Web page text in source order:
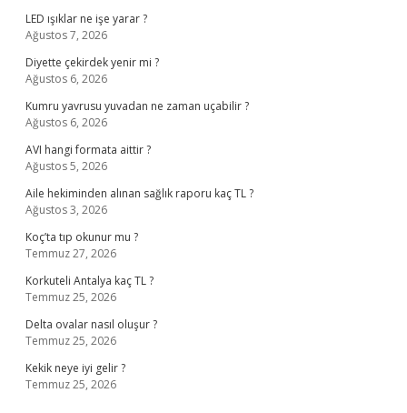
LED ışıklar ne işe yarar ?
Ağustos 7, 2026
Diyette çekirdek yenir mi ?
Ağustos 6, 2026
Kumru yavrusu yuvadan ne zaman uçabilir ?
Ağustos 6, 2026
AVI hangi formata aittir ?
Ağustos 5, 2026
Aile hekiminden alınan sağlık raporu kaç TL ?
Ağustos 3, 2026
Koç’ta tıp okunur mu ?
Temmuz 27, 2026
Korkuteli Antalya kaç TL ?
Temmuz 25, 2026
Delta ovalar nasıl oluşur ?
Temmuz 25, 2026
Kekik neye iyi gelir ?
Temmuz 25, 2026